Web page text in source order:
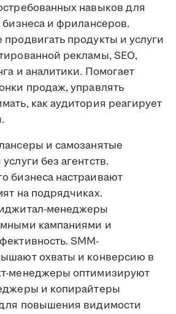
навыков для
бизнеса и фрилансеров.
продукты и услуги
рекламы, SEO,
и аналитики. Помогает
продаж, управлять
как аудитория реагирует
и самозанятые
без агентств.
бизнеса настраивают
на подрядчиках.
менеджеры
кампаниями и
SMM-
охваты и конверсию в
менеджеры оптимизируют
и копирайтеры
повышения видимости